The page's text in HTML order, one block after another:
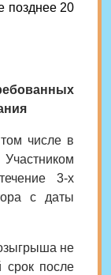
позднее 20
числе в
3-х
с даты
не
срок после